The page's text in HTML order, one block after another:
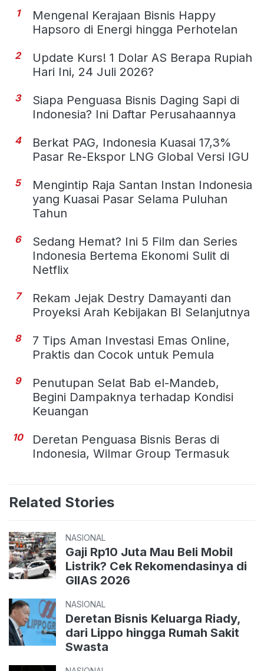
1
Mengenal Kerajaan Bisnis Happy
Hapsoro di Energi hingga Perhotelan
2
Update Kurs! 1 Dolar AS Berapa Rupiah
Hari Ini, 24 Juli 2026?
3
Siapa Penguasa Bisnis Daging Sapi di
Indonesia? Ini Daftar Perusahaannya
4
Berkat PAG, Indonesia Kuasai 17,3%
Pasar Re-Ekspor LNG Global Versi IGU
5
Mengintip Raja Santan Instan Indonesia
yang Kuasai Pasar Selama Puluhan
Tahun
6
Sedang Hemat? Ini 5 Film dan Series
Indonesia Bertema Ekonomi Sulit di
Netflix
7
Rekam Jejak Destry Damayanti dan
Proyeksi Arah Kebijakan BI Selanjutnya
8
7 Tips Aman Investasi Emas Online,
Praktis dan Cocok untuk Pemula
9
Penutupan Selat Bab el-Mandeb,
Begini Dampaknya terhadap Kondisi
Keuangan
10
Deretan Penguasa Bisnis Beras di
Indonesia, Wilmar Group Termasuk
Related Stories
NASIONAL
Gaji Rp10 Juta Mau Beli Mobil
Listrik? Cek Rekomendasinya di
GIIAS 2026
NASIONAL
Deretan Bisnis Keluarga Riady,
dari Lippo hingga Rumah Sakit
Swasta